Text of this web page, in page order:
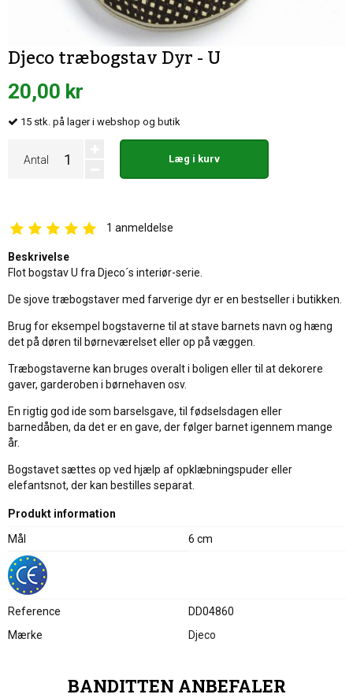
Djeco træbogstav Dyr - U
20,00 kr
15 stk. på lager i webshop og butik
Antal Læg i kurv
1 anmeldelse
Beskrivelse
Flot bogstav U fra Djeco´s interiør-serie.
De sjove træbogstaver med farverige dyr er en bestseller i butikken.
Brug for eksempel bogstaverne til at stave barnets navn og hæng
det på døren til børneværelset eller op på væggen.
Træbogstaverne kan bruges overalt i boligen eller til at dekorere
gaver, garderoben i børnehaven osv.
En rigtig god ide som barselsgave, til fødselsdagen eller
barnedåben, da det er en gave, der følger barnet igennem mange
år.
Bogstavet sættes op ved hjælp af opklæbningspuder eller
elefantsnot, der kan bestilles separat.
Produkt information
Mål
6 cm
Reference
DD04860
Mærke
Djeco
BANDITTEN ANBEFALER